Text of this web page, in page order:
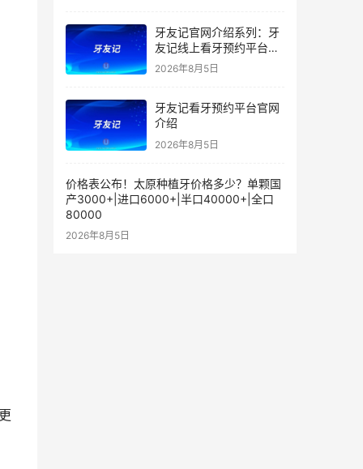
牙友记官网介绍系列：牙
友记线上看牙预约平台的
优势在哪里？
2026年8月5日
牙友记看牙预约平台官网
介绍
2026年8月5日
价格表公布！太原种植牙价格多少？单颗国
产3000+|进口6000+|半口40000+|全口
80000
2026年8月5日